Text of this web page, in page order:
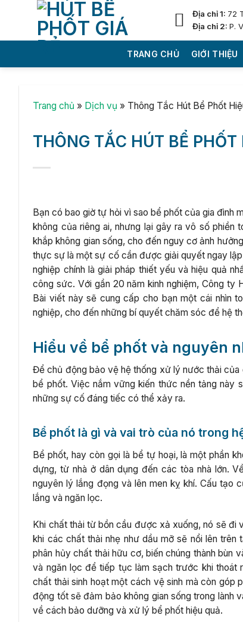
Địa chỉ 1: 72
Địa chỉ 2:P.
TRANG CHỦ GIỚI THIỆU
Trang chủ » Dịch vụ » Thông Tắc Hút Bể Phốt
THÔNG TẮC HÚT BỂ PHỐT
Bạn có bao giờ tự hỏi vì sao bể phốt của gia đình
không của riêng ai, nhưng lại gây ra vô số phiền
khắp không gian sống, cho đến nguy cơ ảnh
thực sự là một sự cố cần được giải quyết ngay
nghiệp chính là giải pháp thiết yếu và hiệu quả
công sức. Với gần 20 năm kinh nghiệm, Công ty
Bài viết này sẽ cung cấp cho bạn một cái nhìn
nghiệp, cho đến những bí quyết chăm sóc để hệ
Hiểu về bể phốt và nguyên
Để chủ động bảo vệ hệ thống xử lý nước thải
bể phốt. Việc nắm vững kiến thức nền tảng này
những sự cố đáng tiếc có thể xảy ra.
Bể phốt là gì và vai trò của nó trong
Bể phốt, hay còn gọi là bể tự hoại, là một phần
dựng, từ nhà ở dân dụng đến các tòa nhà lớn.
nguyên lý lắng đọng và lên men kỵ khí. Cấu tạo
lắng và ngăn lọc.
Khi chất thải từ bồn cầu được xả xuống, nó sẽ đi
khi các chất thải nhẹ như dầu mỡ sẽ nổi lên
phân hủy chất thải hữu cơ, biến chúng thành
và ngăn lọc để tiếp tục làm sạch trước khi thoát
chất thải sinh hoạt một cách vệ sinh mà còn góp
động tốt sẽ đảm bảo không gian sống trong lành
về cách bảo dưỡng và xử lý bể phốt hiệu quả.